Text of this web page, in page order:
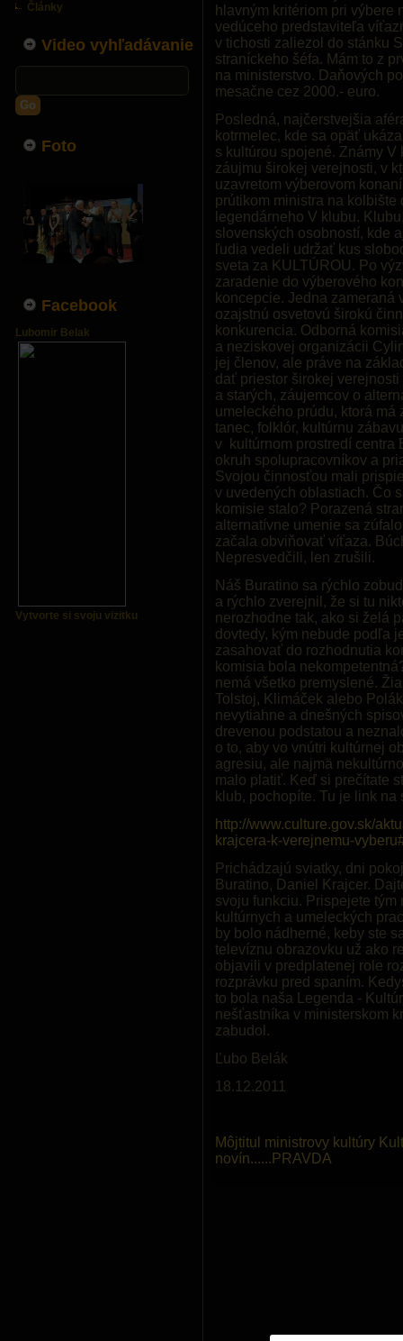
Články
Video vyhľadávanie
Go
Foto
Facebook
Lubomir Belak
Vytvorte si svoju vizitku
hlavným kritériom pri
vedúceho predstaviteľa
v tichosti zaliezol do stánku
straníckeho šéfa. Mám to z
na ministerstvo. Daňových
mesačne cez 2000.- euro.
Posledná, najčerstvejšia
kotrmelec, kde sa opäť
s kultúrou spojené. Známy
záujmu širokej verejnosti, v
uzavretom výberovom
prútikom ministra na
legendárneho V klubu.
slovenských osobností, kde
ľudia vedeli udržať kus
sveta za KULTÚROU. Po
zaradenie do výberového
koncepcie. Jedna zameraná
ozajstnú osvetovú širokú
konkurencia. Odborná
a neziskovej organizácii
jej členov, ale práve na
dať priestor širokej
a starých, záujemcov o
umeleckého prúdu, ktorá
tanec, folklór, kultúrnu
v kultúrnom prostredí centra
okruh spolupracovníkov a
Svojou činnosťou mali
v uvedených oblastiach. Čo
komisie stalo? Porazená
alternatívne umenie sa
začala obviňovať víťaza.
Nepresvedčili, len zrušili.
Náš Buratino sa rýchlo
a rýchlo zverejnil, že si tu
nerozhodne tak, ako si želá
dovtedy, kým nebude podľa
zasahovať do rozhodnutia
komisia bola
nemá všetko premyslené.
Tolstoj, Klimáček alebo
nevytiahne a dnešných
drevenou podstatou a
o to, aby vo vnútri kultúrnej
agresiu, ale najmä
malo platiť. Keď si prečítate
klub, pochopíte. Tu je link na
http://www.culture.gov.sk/
krajcera-k-verejnemu-
Prichádzajú sviatky, dni
Buratino, Daniel Krajcer.
svoju funkciu. Prispejete
kultúrnych a umeleckých
by bolo nádherné, keby ste
televíznu obrazovku už ako
objavili v predplatenej role
rozprávku pred spaním.
to bola naša Legenda -
nešťastníka v ministerskom
zabudol.
Ľubo Belák
18.12.2011
Môjtitul ministrovy kultúry
novín......PRAVDA